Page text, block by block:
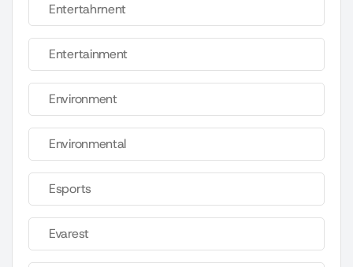
Entertahrnent
Entertainment
Environment
Environmental
Esports
Evarest